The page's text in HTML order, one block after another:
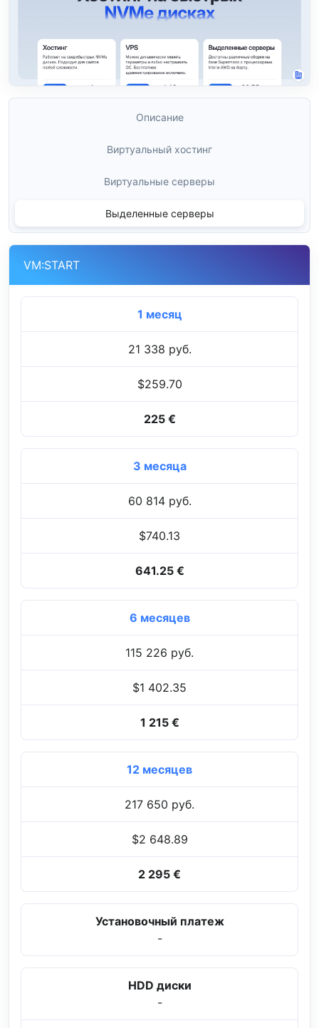
Описание
Виртуальный хостинг
Виртуальные серверы
Выделенные серверы
VM:START
1 месяц
21 338 руб.
$259.70
225 €
3 месяца
60 814 руб.
$740.13
641.25 €
6 месяцев
115 226 руб.
$1 402.35
1 215 €
12 месяцев
217 650 руб.
$2 648.89
2 295 €
Установочный платеж
-
HDD диски
-